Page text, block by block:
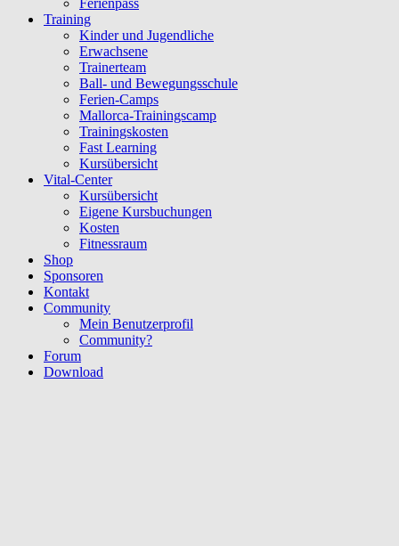
Ferienpass
Training
Kinder und Jugendliche
Erwachsene
Trainerteam
Ball- und Bewegungsschule
Ferien-Camps
Mallorca-Trainingscamp
Trainingskosten
Fast Learning
Kursübersicht
Vital-Center
Kursübersicht
Eigene Kursbuchungen
Kosten
Fitnessraum
Shop
Sponsoren
Kontakt
Community
Mein Benutzerprofil
Community?
Forum
Download